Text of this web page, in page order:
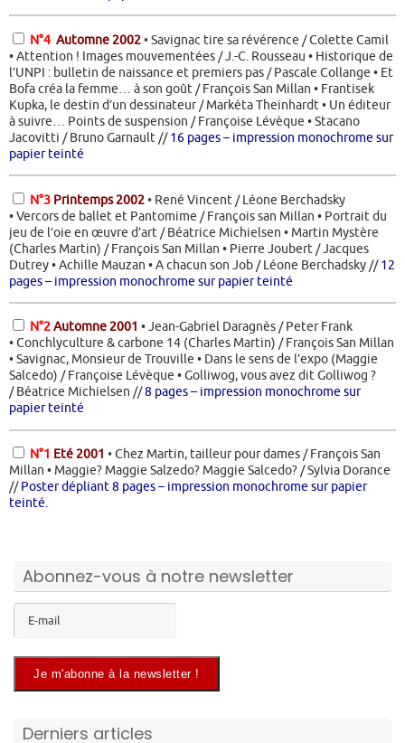
N°4 Automne 2002•Savignac tire sa révérence / Colette Camil
• Attention ! Images mouvementées / J.-C. Rousseau • Historique de
l’UNPI : bulletin de naissance et premiers pas / Pascale Collange • Et
Bofa créa la femme… à son goût / François San Millan • Frantisek
Kupka, le destin d’un dessinateur / Markéta Theinhardt • Un éditeur
à suivre… Points de suspension / Françoise Lévèque • Stacano
Jacovitti / Bruno Garnault //16 pages – impression monochrome sur
papier teinté
N°3 Printemps 2002• René Vincent / Léone Berchadsky
• Vercors de ballet et Pantomime / François san Millan • Portrait du
jeu de l’oie en œuvre d’art / Béatrice Michielsen • Martin Mystère
(Charles Martin) / François San Millan • Pierre Joubert / Jacques
Dutrey • Achille Mauzan • A chacun son Job /Léone Berchadsky // 12
pages – impression monochrome sur papier teinté
N°2Automne 2001 • Jean-Gabriel Daragnès / Peter Frank
• Conchlyculture & carbone 14 (Charles Martin) / François San Millan
• Savignac, Monsieur de Trouville • Dans le sens de l’expo (Maggie
Salcedo) / Françoise Lévèque • Golliwog, vous avez dit Golliwog ?
/ Béatrice Michielsen //8 pages – impression monochrome sur
papier teinté
N°1 Eté 2001 •Chez Martin, tailleur pour dames / François San
Millan • Maggie? Maggie Salzedo? Maggie Salcedo? / Sylvia Dorance
//Poster dépliant 8 pages – impression monochrome sur papier
teinté.
Abonnez-vous à notre newsletter
Derniers articles